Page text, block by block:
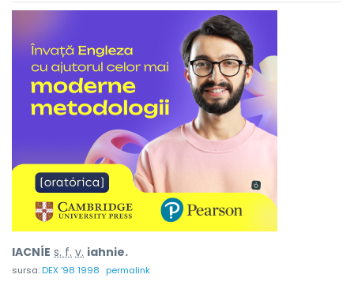
IACNÍE s. f. v. iahnie.
sursa:DEX '98 1998 permalink